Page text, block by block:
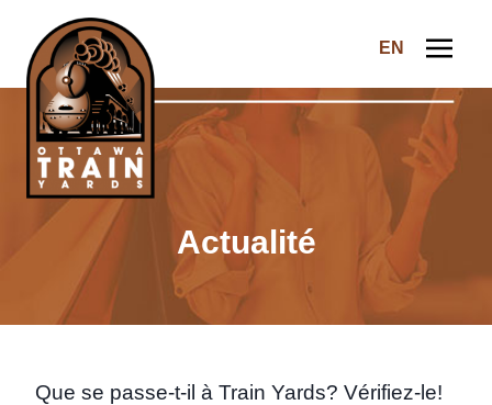
Ottawa Train Yards
EN
Actualité
Que se passe-t-il à Train Yards? Vérifiez-le!